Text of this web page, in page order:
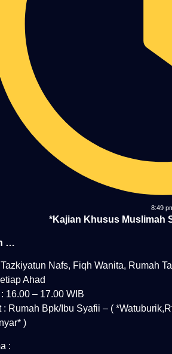
8:49
*Kajian Khusus Muslimah
…
Nafs, Fiqh Wanita, Rumah
Ahad
16.00 – 17.00 WIB
: Rumah Bpk/Ibu Syafii – (
)
: